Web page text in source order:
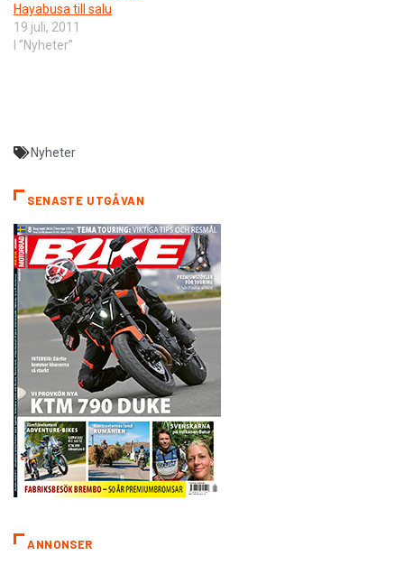
Hayabusa till salu
19 juli, 2011
I ”Nyheter”
Nyheter
SENASTE UTGÅVAN
ANNONSER